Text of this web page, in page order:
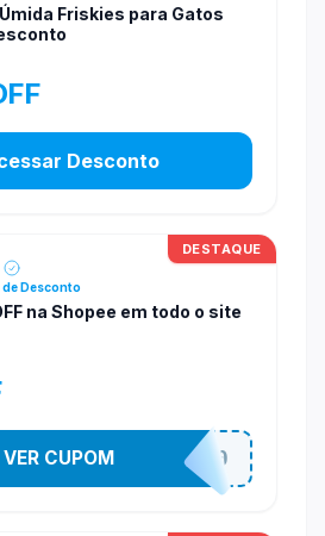
Friskies para Gatos
Desconto
DESTAQUE
Desconto
na Shopee em todo o site
S4B4D070
VER CUPOM